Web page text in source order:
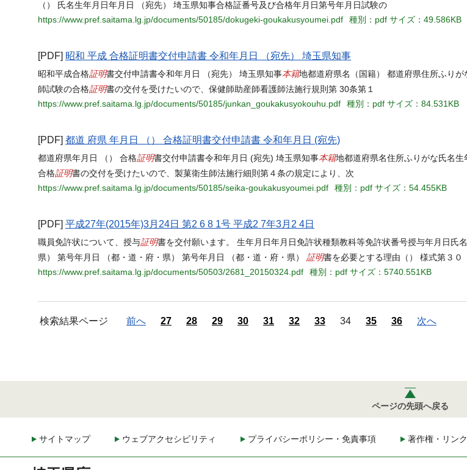
（） 氏名生年月日年月日 （宛先） 埼玉県知事合格証番号及び合格年月日第号年月日試験の
https://www.pref.saitama.lg.jp/documents/50185/dokugeki-goukakusyoumei.pdf
種別：pdf サイズ：49.586KB
[PDF] 昭和 平成 合格証明書交付申請書 令和年月日 （宛先） 埼玉県知事
昭和平成合格証明書交付申請書令和年月日 （宛先） 埼玉県知事本籍地都道府県名（国籍） 都道府県住所ふり
師試験の合格証明書の交付を受けたいので、保健師助産師看護師法施行規則第 30条第１
https://www.pref.saitama.lg.jp/documents/50185/junkan_goukakusyokouhu.pdf
種別：pdf サイズ：84.531KB
[PDF] 都道 府県 年月日 （） 合格証明書交付申請書 令和年月日 (宛先)
都道府県年月日 （） 合格証明書交付申請書令和年月日 (宛先) 埼玉県知事本籍地都道府県名住所ふりがな氏名
合格証明書の交付を受けたいので、製菓衛生師法施行細則第４条の規定により、次
https://www.pref.saitama.lg.jp/documents/50185/seika-goukakusyoumei.pdf
種別：pdf サイズ：54.455KB
[PDF] 平成27年(2015年)3月24日 第2 6 8 1号 平成2 7年3月2 4日
職員免許状について、授与証明書を交付願います。 生年月日年月日免許状種類教科等免許状番号授与年月日氏
県） 第号年月日 （都・道・府・県） 第号年月日 （都・道・府・県） 証明書を必要とする理由（） 様式第３０
https://www.pref.saitama.lg.jp/documents/50503/2681_20150324.pdf
種別：pdf サイズ：5740.551KB
検索結果ページ 前へ 27 28 29 30 31 32 33 34 35 36 次へ
ページの先頭へ戻る
サイトマップ ウェブアクセシビリティ プライバシーポリシー・免責事項 著作権・リン